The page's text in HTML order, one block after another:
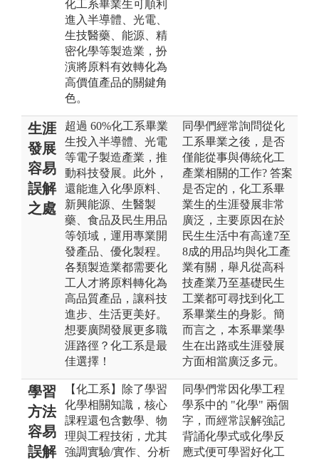
化工系畢業生可順利
進入半導體、光電、
生技醫藥、能源、精
密化學等製造業，扮
演將原料有效轉化為
高價值產品的關鍵角
色。
生涯
發展
容易
誤解
之處
超過 60%化工系畢業
生投入半導體、光電
等電子製造產業，推
動科技發展。此外，
還能進入化學原料、
新興能源、生醫製
藥、食品及民生用品
等領域，運用專業開
發產品、優化製程。
各類製造業都需要化
工人才將原料轉化為
高品質產品，讓科技
進步、生活更美好。
想要廣闊發展更多職
涯路徑？化工系是最
佳選擇！
同學們經常詢問從化
工系畢業之後，是否
僅能從事與傳統化工
產業相關的工作? 答案
是否定的，化工系畢
業生的生涯發展非常
廣泛，主要原因在於
民生生活中有高達7至
8成的用品均與化工產
業有關，舉凡從高科
技產業乃至基礎民生
工業都可尋找到化工
系畢業生的身影。簡
而言之，本系畢業學
生在出路或生涯發展
方面相當廣泛多元。
學習
方法
容易
誤解
【化工系】除了學習
化學相關知識，核心
課程還包含數學、物
理與工程技術，尤其
強調實驗/實作、分析
同學們常因化學工程
學系中的 "化學" 兩個
字，而經常誤解強記
背誦化學式或化學反
應式便可學習好化工